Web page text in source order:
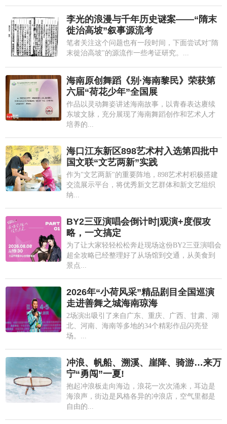
李光的浪漫与千年历史谜案——“隋末
徙治高坡”叙事源流考
笔者关注这个问题也有一段时间，下面尝试对"隋
末徙治高坡"的源流作一些考证研究。...
海南原创舞蹈《别·海南黎民》荣获第
六届“荷花少年”全国展
作品以灵动舞姿讲述海南故事，以青春表达赓续
东坡文脉，充分展现了海南舞蹈创作和艺术人才
培养的...
海口江东新区898艺术村入选第四批中
国文联“文艺两新”实践
作为"文艺两新"的重要阵地，898艺术村积极搭建
交流展示平台，将优秀新文艺群体和新文艺组织
纳...
BY2三亚演唱会倒计时|观演+度假攻
略，一文搞定
为了让大家轻轻松松奔赴现场这份BY2三亚演唱会
超全攻略已经整理好了从场馆到交通，从美食到
景点...
2026年“小荷风采”精品剧目全国巡演
走进善舞之城海南琼海
2场演出吸引了来自广东、重庆、广西、甘肃、湖
北、河南、海南等多地的34个精彩作品闪亮登
场。...
冲浪、帆船、溯溪、崖降、骑游…来万
宁“勇闯”一夏!
抱起冲浪板走向海边，浪花一次次涌来，耳边是
海浪声，街边是风格各异的冲浪店，空气里都是
自由的...